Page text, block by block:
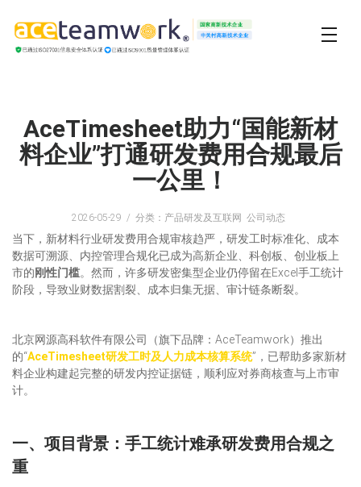
AceTimesheet助力“国能新材
料企业”打通研发费用合规最后
一公里！
2026-05-29 分类：产品研发及互联网 公司动态
当下，新材料行业研发费用合规审核趋严，研发工时标准化、成本
数据可溯源、内控管理合规化已成为高新企业、科创板、创业板上
市的刚性门槛。然而，许多研发密集型企业仍停留在Excel手工统计
阶段，导致业财数据割裂、成本归集无据、审计链条断裂。
北京网源高科软件有限公司（旗下品牌：AceTeamwork）推出
的“AceTimesheet研发工时及人力成本核算系统”，已帮助多家新材
料企业构建起完整的研发内控证据链，顺利应对券商核查与上市审
计。
一、项目背景：手工统计难承研发费用合规之
重